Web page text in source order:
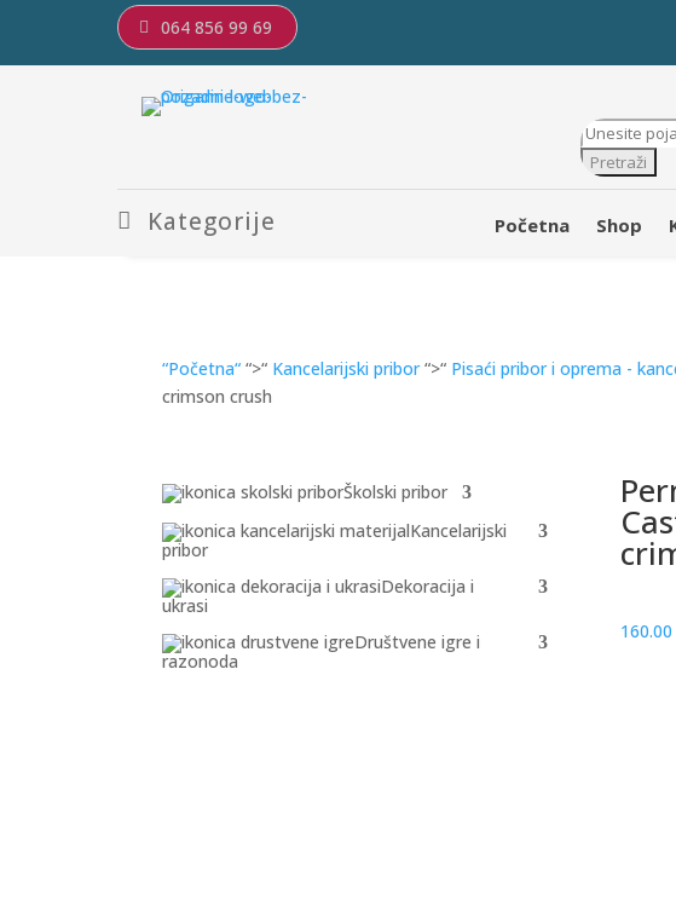
064 856 99 69
Products
search
Pretraži
Kategorije Početna Shop
“Početna“ “>“ Kancelarijski pribor“>“ Pisaći pribor i oprema -
crimson crush
Školski pribor
Kancelarijski
pribor
Dekoracija i
ukrasi
Društvene igre i
razonoda
160.00